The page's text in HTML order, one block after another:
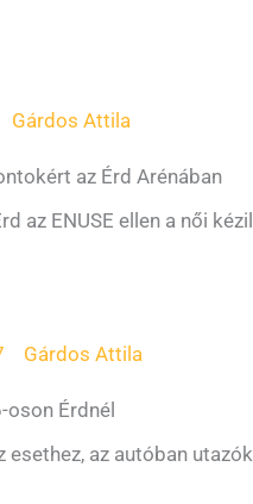
Gárdos Attila
az Érd Arénában
az ENUSE ellen a női
Gárdos Attila
Érdnél
az autóban